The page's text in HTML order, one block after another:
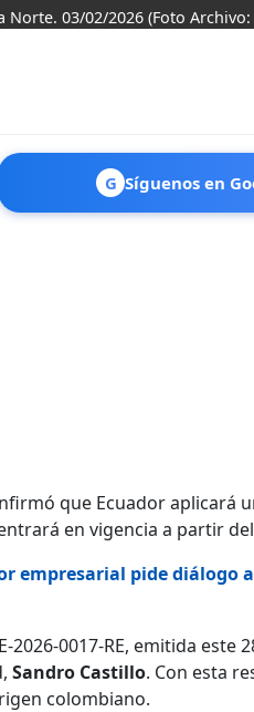
Norte. 03/02/2026 (Foto Archivo:
G Síguenos en
que Ecuador aplicará
en vigencia a partir del
empresarial pide diálogo
2026-0017-RE, emitida este
Sandro Castillo. Con esta
colombiano.